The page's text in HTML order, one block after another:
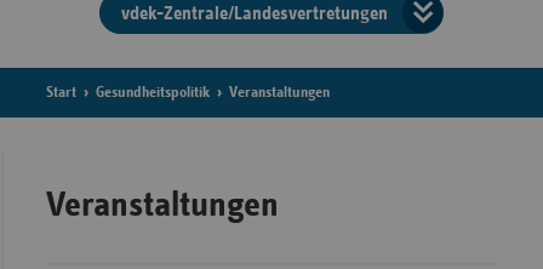
vdek-Zentrale/Landesvertretungen
der
Start Gesundheitspolitik Veranstaltungen
Veranstaltungen